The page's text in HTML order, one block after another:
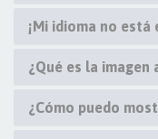
¡Mi idioma no está
¿Qué es la imagen
¿Cómo puedo